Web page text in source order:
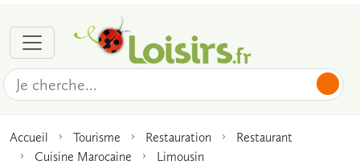
Accueil Tourisme Restauration
Restaurant
Cuisine Marocaine
Limousin